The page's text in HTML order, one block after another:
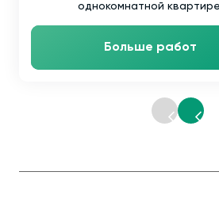
однокомнатной
Больше работ